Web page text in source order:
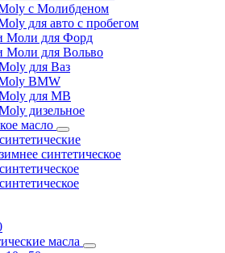
с Молибденом
для авто с пробегом
Моли для Форд
Моли для Вольво
для Ваз
BMW
для MB
дизельное
масло
синтетическое
масла